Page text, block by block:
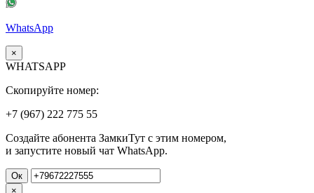
WhatsApp
×
WHATSAPP
Скопируйте номер:
+7 (967) 222 775 55
Создайте абонента ЗамкиТут с этим номером,
и запустите новый чат WhatsApp.
Ок
×